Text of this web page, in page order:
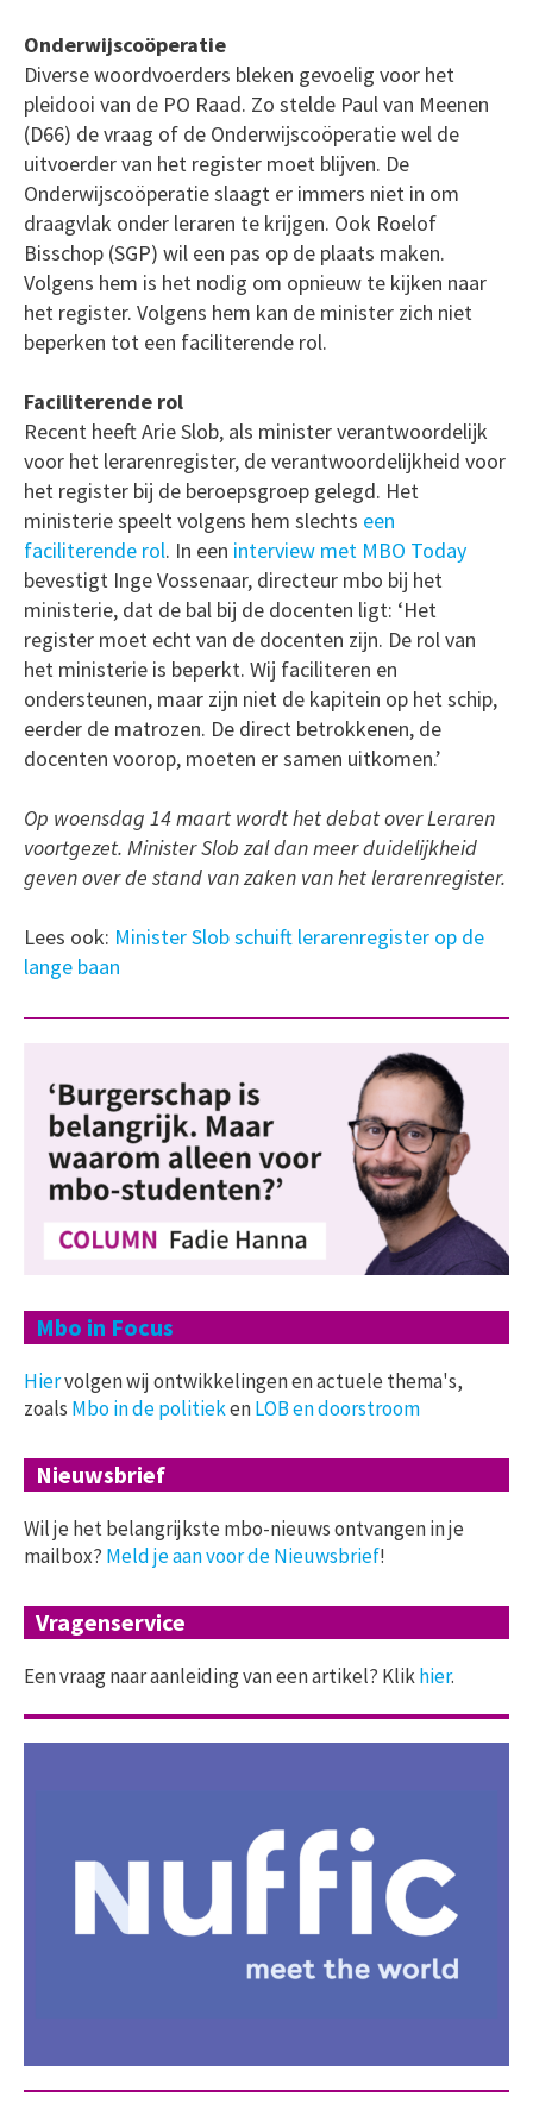
Onderwijscoöperatie
Diverse woordvoerders bleken gevoelig voor het
pleidooi van de PO Raad. Zo stelde Paul van Meenen
(D66) de vraag of de Onderwijscoöperatie wel de
uitvoerder van het register moet blijven. De
Onderwijscoöperatie slaagt er immers niet in om
draagvlak onder leraren te krijgen. Ook Roelof
Bisschop (SGP) wil een pas op de plaats maken.
Volgens hem is het nodig om opnieuw te kijken naar
het register. Volgens hem kan de minister zich niet
beperken tot een faciliterende rol.
Faciliterende rol
Recent heeft Arie Slob, als minister verantwoordelijk
voor het lerarenregister, de verantwoordelijkheid voor
het register bij de beroepsgroep gelegd. Het
ministerie speelt volgens hem slechts een
faciliterende rol. In een interview met MBO Today
bevestigt Inge Vossenaar, directeur mbo bij het
ministerie, dat de bal bij de docenten ligt: ‘Het
register moet echt van de docenten zijn. De rol van
het ministerie is beperkt. Wij faciliteren en
ondersteunen, maar zijn niet de kapitein op het schip,
eerder de matrozen. De direct betrokkenen, de
docenten voorop, moeten er samen uitkomen.’
Op woensdag 14 maart wordt het debat over Leraren
voortgezet. Minister Slob zal dan meer duidelijkheid
geven over de stand van zaken van het lerarenregister.
Lees ook: Minister Slob schuift lerarenregister op de
lange baan
Mbo in Focus
Hiervolgen wij ontwikkelingen en actuele thema's,
zoals Mbo in de politiekenLOB en doorstroom
Nieuwsbrief
Wil je het belangrijkste mbo-nieuws ontvangen in je
mailbox? Meld je aan voor de Nieuwsbrief!
Vragenservice
Een vraag naar aanleiding van een artikel? Klikhier.